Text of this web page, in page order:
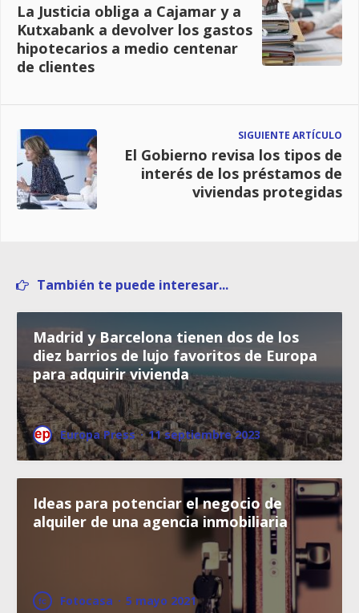
La Justicia obliga a Cajamar y a
Kutxabank a devolver los gastos
hipotecarios a medio centenar
de clientes
SIGUIENTE ARTÍCULO
El Gobierno revisa los tipos de
interés de los préstamos de
viviendas protegidas
También te puede interesar...
Madrid y Barcelona tienen dos de los
diez barrios de lujo favoritos de Europa
para adquirir vivienda
Europa Press · 11 septiembre 2023
Ideas para potenciar el negocio de
alquiler de una agencia inmobiliaria
Fotocasa · 5 mayo 2021